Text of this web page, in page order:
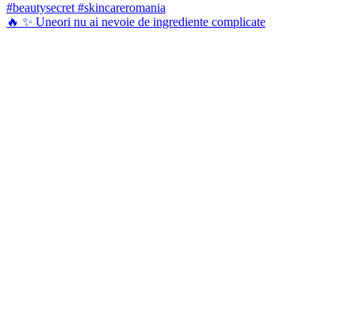
🔥 ✨ Uneori nu ai nevoie de ingrediente complicate